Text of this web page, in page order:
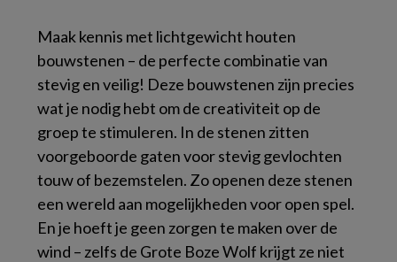
Maak kennis met lichtgewicht houten
bouwstenen – de perfecte combinatie van
stevig en veilig! Deze bouwstenen zijn precies
wat je nodig hebt om de creativiteit op de
groep te stimuleren. In de stenen zitten
voorgeboorde gaten voor stevig gevlochten
touw of bezemstelen. Zo openen deze stenen
een wereld aan mogelijkheden voor open spel.
En je hoeft je geen zorgen te maken over de
wind – zelfs de Grote Boze Wolf krijgt ze niet